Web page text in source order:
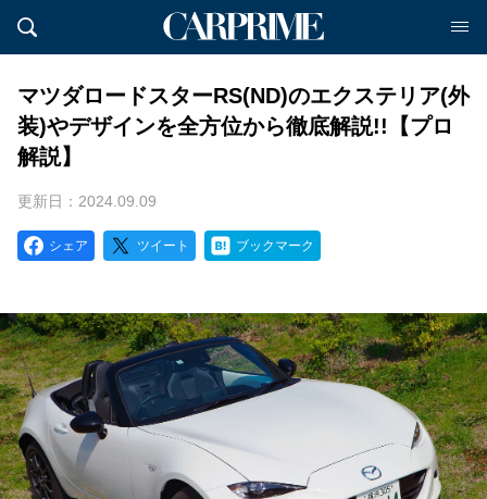
マツダロードスターRS(ND)のエクステリア(外
装)やデザインを全方位から徹底解説!!【プロ
解説】
更新日：2024.09.09
シェア ツイート ブックマーク